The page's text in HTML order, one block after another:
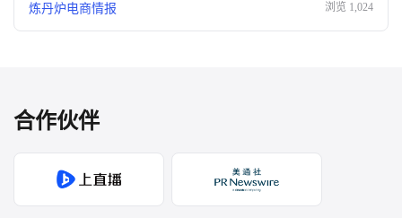
炼丹炉电商情报 浏览 1,024
合作伙伴